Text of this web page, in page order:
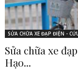
SỬA CHỮA XE ĐẠP ĐIỆN -
Sửa chữa xe
Hạo...